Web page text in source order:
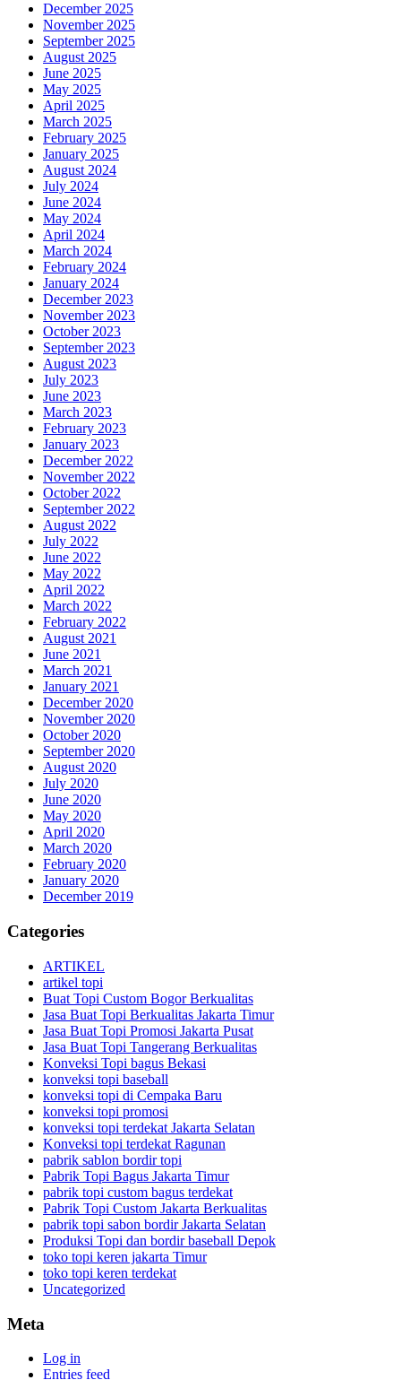
December 2025
November 2025
September 2025
August 2025
June 2025
May 2025
April 2025
March 2025
February 2025
January 2025
August 2024
July 2024
June 2024
May 2024
April 2024
March 2024
February 2024
January 2024
December 2023
November 2023
October 2023
September 2023
August 2023
July 2023
June 2023
March 2023
February 2023
January 2023
December 2022
November 2022
October 2022
September 2022
August 2022
July 2022
June 2022
May 2022
April 2022
March 2022
February 2022
August 2021
June 2021
March 2021
January 2021
December 2020
November 2020
October 2020
September 2020
August 2020
July 2020
June 2020
May 2020
April 2020
March 2020
February 2020
January 2020
December 2019
Categories
ARTIKEL
artikel topi
Buat Topi Custom Bogor Berkualitas
Jasa Buat Topi Berkualitas Jakarta Timur
Jasa Buat Topi Promosi Jakarta Pusat
Jasa Buat Topi Tangerang Berkualitas
Konveksi Topi bagus Bekasi
konveksi topi baseball
konveksi topi di Cempaka Baru
konveksi topi promosi
konveksi topi terdekat Jakarta Selatan
Konveksi topi terdekat Ragunan
pabrik sablon bordir topi
Pabrik Topi Bagus Jakarta Timur
pabrik topi custom bagus terdekat
Pabrik Topi Custom Jakarta Berkualitas
pabrik topi sabon bordir Jakarta Selatan
Produksi Topi dan bordir baseball Depok
toko topi keren jakarta Timur
toko topi keren terdekat
Uncategorized
Meta
Log in
Entries feed